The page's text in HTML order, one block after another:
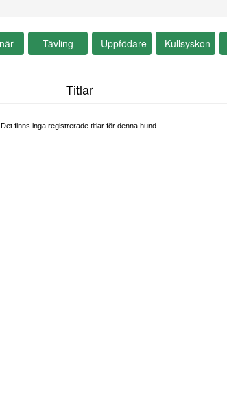
Titlar
Det finns inga registrerade titlar för denna hund.